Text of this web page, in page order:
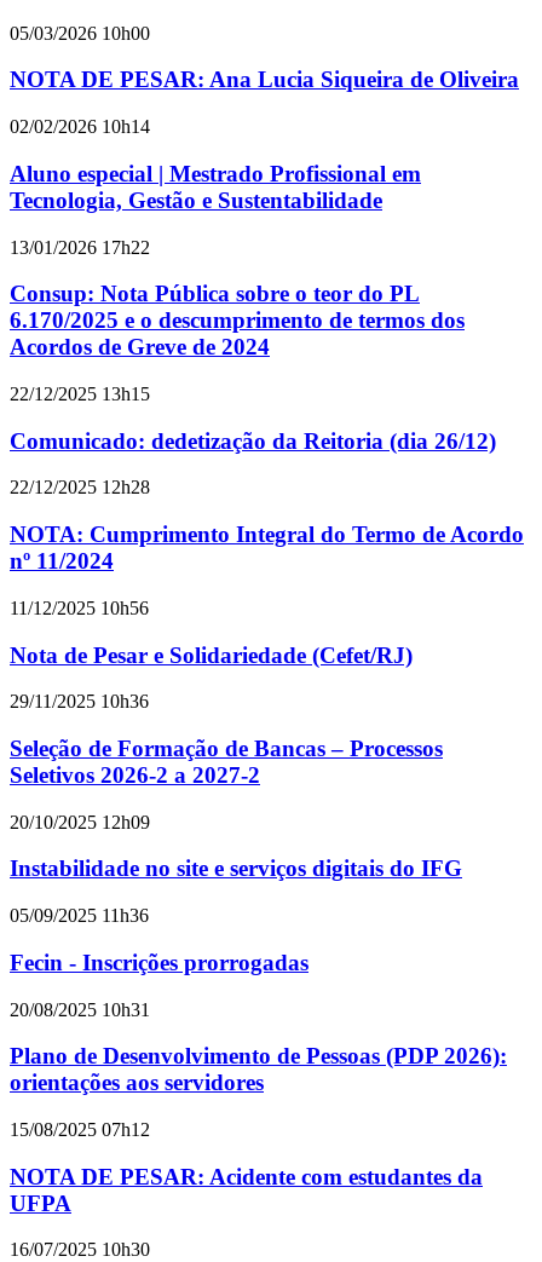
05/03/2026 10h00
NOTA DE PESAR: Ana Lucia Siqueira de Oliveira
02/02/2026 10h14
Aluno especial | Mestrado Profissional em
Tecnologia, Gestão e Sustentabilidade
13/01/2026 17h22
Consup: Nota Pública sobre o teor do PL
6.170/2025 e o descumprimento de termos dos
Acordos de Greve de 2024
22/12/2025 13h15
Comunicado: dedetização da Reitoria (dia 26/12)
22/12/2025 12h28
NOTA: Cumprimento Integral do Termo de Acordo
nº 11/2024
11/12/2025 10h56
Nota de Pesar e Solidariedade (Cefet/RJ)
29/11/2025 10h36
Seleção de Formação de Bancas – Processos
Seletivos 2026-2 a 2027-2
20/10/2025 12h09
Instabilidade no site e serviços digitais do IFG
05/09/2025 11h36
Fecin - Inscrições prorrogadas
20/08/2025 10h31
Plano de Desenvolvimento de Pessoas (PDP 2026):
orientações aos servidores
15/08/2025 07h12
NOTA DE PESAR: Acidente com estudantes da
UFPA
16/07/2025 10h30